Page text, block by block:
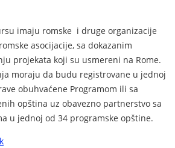
imaju romske i druge organizacije
asocijacije, sa dokazanim
projekata koji su usmereni na Rome.
moraju da budu registrovane u jednoj
obuhvaćene Programom ili sa
opština uz obavezno partnerstvo sa
u jednoj od 34 programske opštine.